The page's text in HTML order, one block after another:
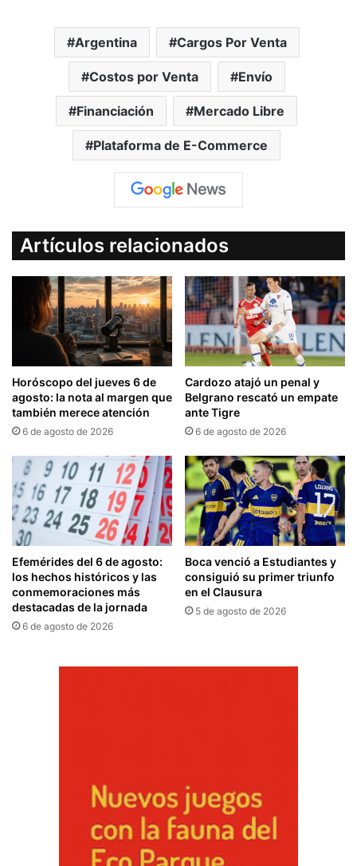
Argentina Cargos Por Venta
Costos por Venta Envío
Financiación Mercado Libre
Plataforma de E-Commerce
Artículos relacionados
Horóscopo del jueves 6 de
agosto: la nota al margen que
también merece atención
6 de agosto de 2026
Cardozo atajó un penal y
Belgrano rescató un empate
ante Tigre
6 de agosto de 2026
Efemérides del 6 de agosto:
los hechos históricos y las
conmemoraciones más
destacadas de la jornada
6 de agosto de 2026
Boca venció a Estudiantes y
consiguió su primer triunfo
en el Clausura
5 de agosto de 2026